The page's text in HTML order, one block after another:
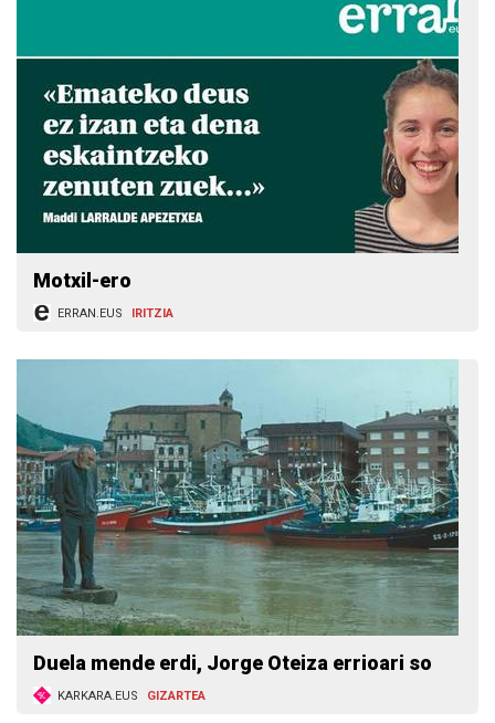
Motxil-ero
ERRAN.EUS IRITZIA
Duela mende erdi, Jorge Oteiza errioari so
KARKARA.EUS GIZARTEA